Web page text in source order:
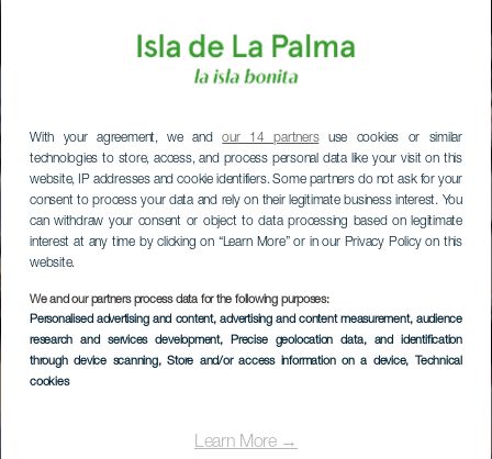
With your agreement, we andour 14 partnersuse cookies or similar
technologies to store, access, and process personal data like your visit on this
website, IP addresses and cookie identifiers. Some partners do not ask for your
consent to process your data and rely on their legitimate business interest. You
can withdraw your consent or object to data processing based on legitimate
interest at any time by clicking on “Learn More” or in our Privacy Policy on this
website.
We and our partners process data for the following purposes:
Personalised advertising and content, advertising and content measurement, audience
research and services development, Precise geolocation data, and identification
through device scanning, Store and/or access information on a device, Technical
cookies
Learn More →